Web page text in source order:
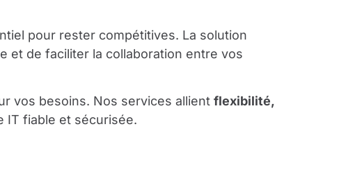
pour rester compétitives. La solution
et de faciliter la collaboration entre vos
vos besoins. Nos services allient flexibilité,
IT fiable et sécurisée.